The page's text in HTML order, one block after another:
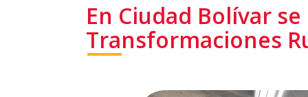
En Ciudad Bolívar
Transformaciones